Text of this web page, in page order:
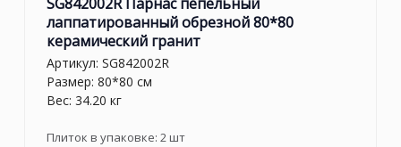
лаппатированный обрезной 80*80
керамический гранит
Артикул: SG842002R
Размер: 80*80 см
Вес: 34.20 кг
Плиток в упаковке: 2шт